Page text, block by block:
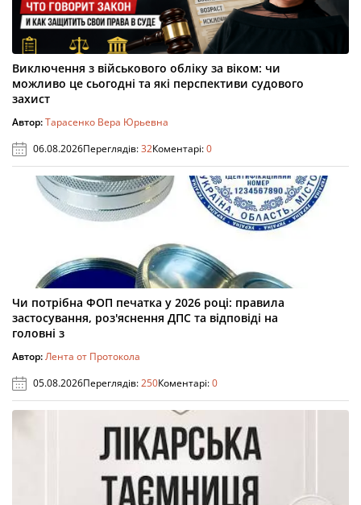
Виключення з військового обліку за віком: чи
можливо це сьогодні та які перспективи судового
захист
Автор:Тарасенко Вера Юрьевна
06.08.2026Переглядів:32Коментарі:0
Чи потрібна ФОП печатка у 2026 році: правила
застосування, роз'яснення ДПС та відповіді на
головні з
Автор:Лента от Протокола
05.08.2026Переглядів:250Коментарі:0